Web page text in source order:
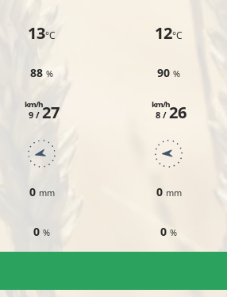
13°C
88%
9 /
km/h27
0 mm
0%
12°C
90%
8 /
km/h26
0 mm
0%